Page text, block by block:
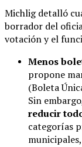
Michlig detalló
borrador del
votación y el
Menos
propone
(Boleta
Sin
reducir
categorías